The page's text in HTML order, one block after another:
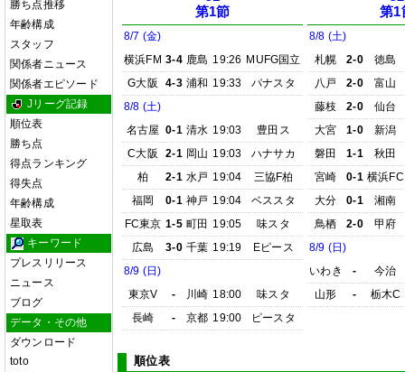
勝ち点推移
年齢構成
スタッフ
関係者ニュース
関係者エピソード
Jリーグ記録
順位表
勝ち点
得点ランキング
得失点
年齢構成
星取表
キーワード
プレスリリース
ニュース
ブログ
データ・その他
ダウンロード
toto
第1節
8/7 (金)
横浜FM 3-4 鹿島 19:26 MUFG国立
G大阪
4-3 浦和 19:33
パナスタ
8/8 (土)
名古屋 0-1 清水 19:03
豊田ス
C大阪
2-1 岡山 19:03
ハナサカ
柏
2-1 水戸 19:04
三協F柏
福岡
0-1 神戸 19:04
ベススタ
FC東京 1-5 町田 19:05
味スタ
広島
3-0 千葉 19:19
Eピース
8/9 (日)
東京V
- 川崎 18:00
味スタ
長崎
- 京都 19:00 ピースタ
第1
8/8 (土)
札幌
2-0
徳島
八戸
2-0
富山
藤枝
2-0
仙台
大宮
1-0
新潟
磐田
1-1
秋田
宮崎
0-1 横浜FC
大分
0-1
湘南
鳥栖
2-0
甲府
8/9 (日)
いわき
-
今治
山形
- 栃木C
順位表